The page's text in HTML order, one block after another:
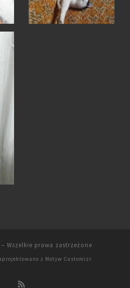
– Wszelkie prawa zastrzeżone
z Motyw Customizr